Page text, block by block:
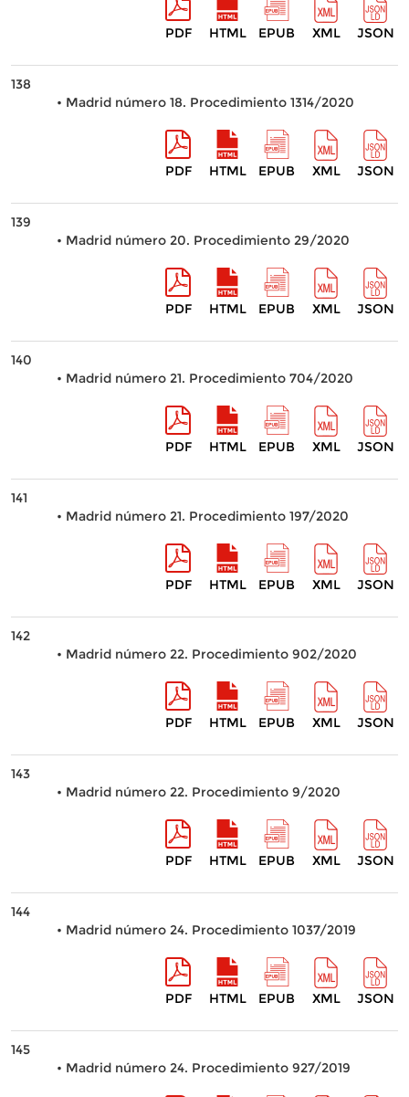
PDF HTML EPUB XML JSON
138
• Madrid número 18. Procedimiento 1314/2020
PDF HTML EPUB XML JSON
139
• Madrid número 20. Procedimiento 29/2020
PDF HTML EPUB XML JSON
140
• Madrid número 21. Procedimiento 704/2020
PDF HTML EPUB XML JSON
141
• Madrid número 21. Procedimiento 197/2020
PDF HTML EPUB XML JSON
142
• Madrid número 22. Procedimiento 902/2020
PDF HTML EPUB XML JSON
143
• Madrid número 22. Procedimiento 9/2020
PDF HTML EPUB XML JSON
144
• Madrid número 24. Procedimiento 1037/2019
PDF HTML EPUB XML JSON
145
• Madrid número 24. Procedimiento 927/2019